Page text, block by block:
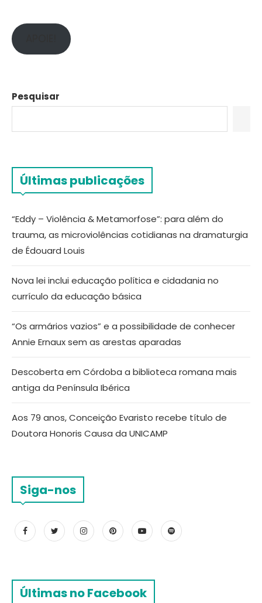
Pesquisar
Últimas publicações
“Eddy – Violência & Metamorfose”: para além do
trauma, as microviolências cotidianas na dramaturgia
de Édouard Louis
Nova lei inclui educação política e cidadania no
currículo da educação básica
“Os armários vazios” e a possibilidade de conhecer
Annie Ernaux sem as arestas aparadas
Descoberta em Córdoba a biblioteca romana mais
antiga da Península Ibérica
Aos 79 anos, Conceição Evaristo recebe título de
Doutora Honoris Causa da UNICAMP
Siga-nos
Últimas no Facebook